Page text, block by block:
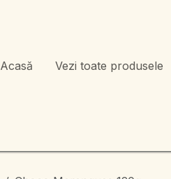
Acasă Vezi toate produsele